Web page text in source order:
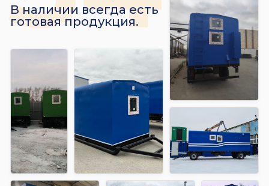
В наличии всегда есть
готовая продукция.